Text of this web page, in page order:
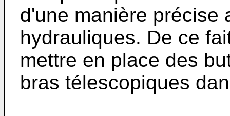
d'une manière précise
hydrauliques. De ce
mettre en place des
bras télescopiques